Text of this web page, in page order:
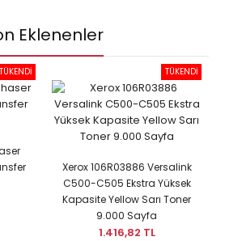
Eklenenler
TÜKENDİ TÜKENDİ
Xerox 106R03886 Versalink
C500-C505 Ekstra Yüksek
Kapasite Yellow Sarı Toner
9.000 Sayfa
1.416,82 TL